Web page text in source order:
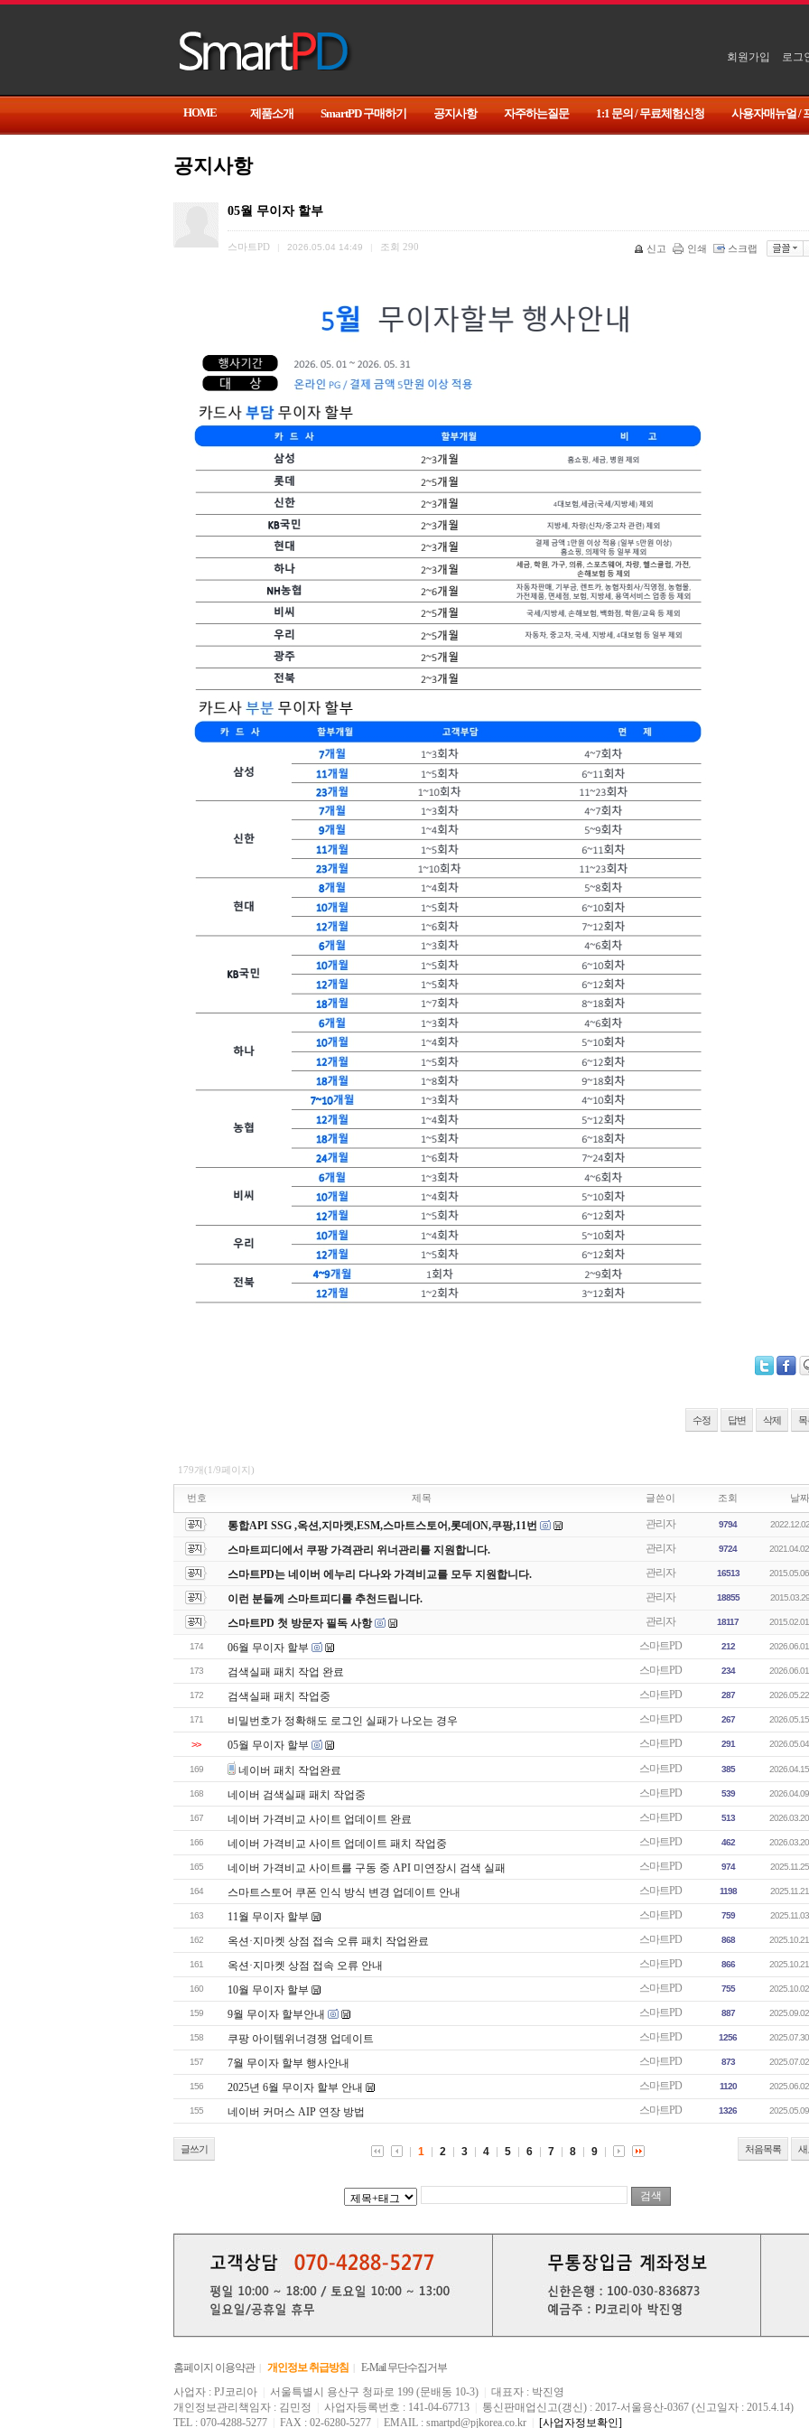
회원가입 로그
HOME 제품소개 SmartPD 구매하기 공지사항 자주하는질문 1:1 문의 / 무료체험신청 사용자매뉴얼 /
공지사항
05월 무이자 할부
스마트PD 2026.05.04 14:49 조회 290 신고 인쇄 스크랩
수정 답변 삭제
179개(1/9페이지)
번호 제목 글쓴이 조회 날짜
통합API SSG ,옥션,지마켓,ESM,스마트스토어,롯데ON,쿠팡,11번 관리자 9794
스마트피디에서 쿠팡 가격관리 위너관리를 지원합니다. 관리자 9724
스마트PD는 네이버 에누리 다나와 가격비교를 모두 지원합니다. 관리자 16513
이런 분들께 스마트피디를 추천드립니다. 관리자 18855
스마트PD 첫 방문자 필독 사항 관리자 18117
174 06월 무이자 할부 스마트PD 212
173 검색실패 패치 작업 완료 스마트PD 234
172 검색실패 패치 작업중 스마트PD 287
171 비밀번호가 정확해도 로그인 실패가 나오는 경우 스마트PD 267
>> 05월 무이자 할부 스마트PD 291
169 네이버 패치 작업완료 스마트PD 385
168 네이버 검색실패 패치 작업중 스마트PD 539
167 네이버 가격비교 사이트 업데이트 완료 스마트PD 513
166 네이버 가격비교 사이트 업데이트 패치 작업중 스마트PD 462
165 네이버 가격비교 사이트를 구동 중 API 미연장시 검색 실패 스마트PD 974
164 스마트스토어 쿠폰 인식 방식 변경 업데이트 안내 스마트PD 1198
163 11월 무이자 할부 스마트PD 759
162 옥션·지마켓 상점 접속 오류 패치 작업완료 스마트PD 868
161 옥션·지마켓 상점 접속 오류 안내 스마트PD 866
160 10월 무이자 할부 스마트PD 755
159 9월 무이자 할부안내 스마트PD 887
158 쿠팡 아이템위너경쟁 업데이트 스마트PD 1256
157 7월 무이자 할부 행사안내 스마트PD 873
156 2025년 6월 무이자 할부 안내 스마트PD 1120
155 네이버 커머스 AIP 연장 방법 스마트PD 1326
글쓰기 처음목록 새
1 2 3 4 5 6 7 8 9
홈페이지 이용약관| 개인정보 취급방침 | E-Mail 무단수집거부
사업자 : PJ코리아
서울특별시 용산구 청파로 199 (문배동 10-3)
대표자 : 박진영
개인정보관리책임자 : 김민정
사업자등록번호 : 141-04-67713
통신판매업신고(갱신) : 2017-서울용산-0367 (신고일자 : 2015.4.14)
TEL : 070-4288-5277
FAX : 02-6280-5277 EMAIL : smartpd@pjkorea.co.kr [사업자정보확인]